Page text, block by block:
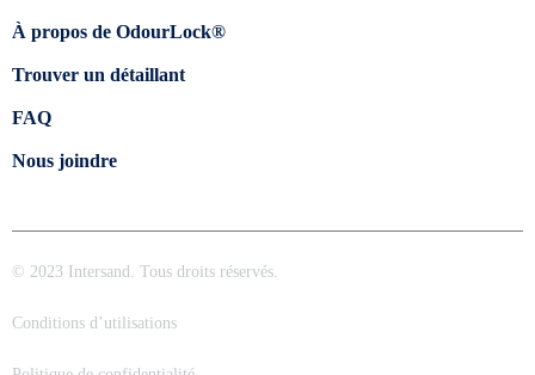
À propos de OdourLock®
Trouver un détaillant
FAQ
Nous joindre
© 2023 Intersand. Tous droits réservés.
Conditions d’utilisations